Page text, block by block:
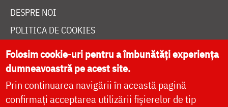
DESPRE NOI
POLITICA DE COOKIES
DONEAZĂ ONLINE PENTRU CATEDRALA NAȚIONALĂ
LIVE
Folosim cookie-uri pentru a îmbunătăți experiența
dumneavoastră pe acest site.
Prin continuarea navigării în această pagină
confirmați acceptarea utilizării fișierelor de tip